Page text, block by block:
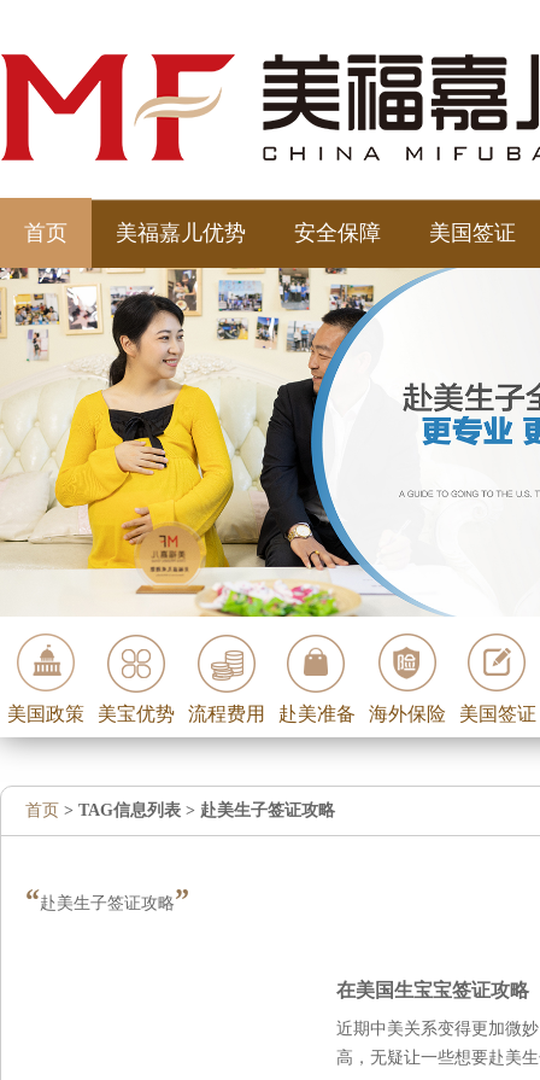
首页 美福嘉儿优势 安全保障 美国签证
美国政策 美宝优势 流程费用 赴美准备 海外保险 美国签证
首页 > TAG信息列表 > 赴美生子签证攻略
“赴美生子签证攻略”
在美国生宝宝签证攻略
近期中美关系变得更加微
高，无疑让一些想要赴美